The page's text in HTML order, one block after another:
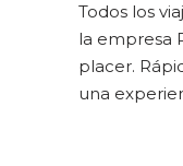
Todos los
la empresa
placer.
una